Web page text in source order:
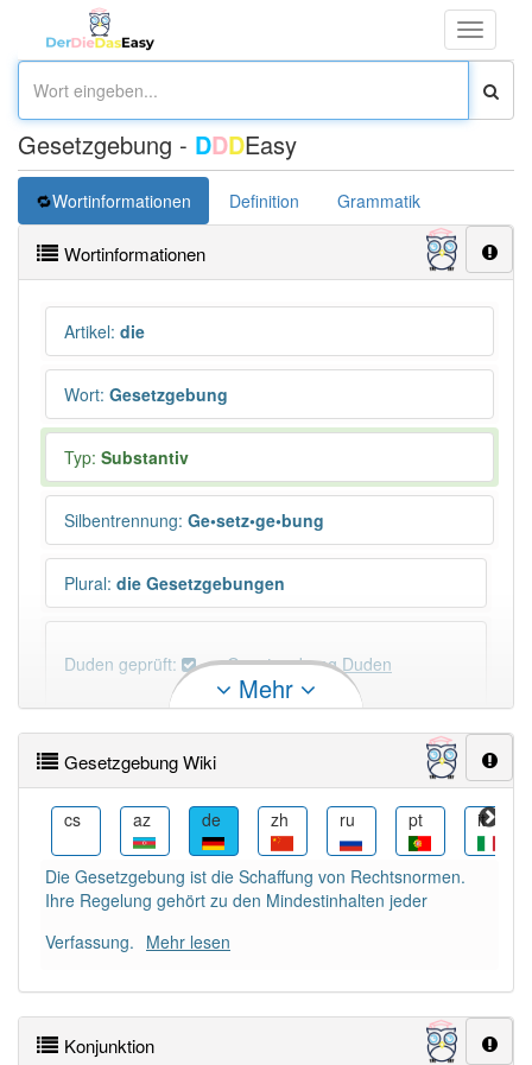
Toggle
Gesetzgebung - DDDEasy
Wortinformationen Definition Grammatik
Wortinformationen
Artikel: die
Wort: Gesetzgebung
Typ: Substantiv
Silbentrennung: Ge•setz•ge•bung
Plural: die Gesetzgebungen
Duden geprüft: Gesetzgebung Duden
×
Wörter, die mit "-ung" enden, haben fast immer
Artikel:die.
DER:127Ausnahmen Beispiele
DIE:11 043
PowerIndex:
Mehr
Gesetzgebung Wiki
cs az de zh ru pt it
Die Gesetzgebung ist die Schaffung von Rechtsnormen.
Ihre Regelung gehört zu den Mindestinhalten jeder
Verfassung. Mehr lesen
Konjunktion